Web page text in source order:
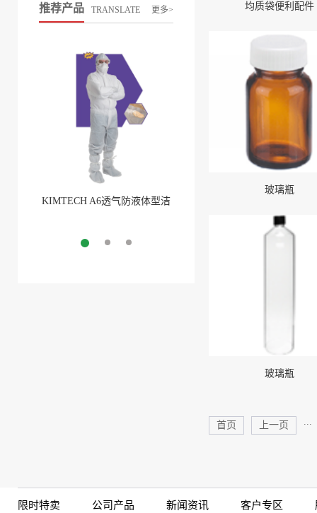
推荐产品 TRANSLATE 更多>
KIMTECH A6透气防液体型洁
强型硅胶扣压管及STHT®-W-
CO钢丝加强型硅胶扣压管（(1)
均质袋便利配件
玻璃瓶
玻璃瓶
首页 上一页 ...
限时特卖 公司产品 新闻资讯 客户专区